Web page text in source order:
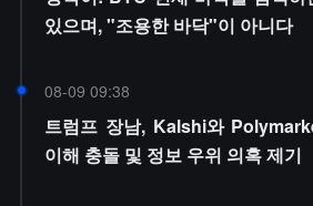
있으며, "조용한 바닥"이 아니다
08-09 09:38
트럼프 장남, Kalshi와
이해 충돌 및 정보 우위 의혹 제기